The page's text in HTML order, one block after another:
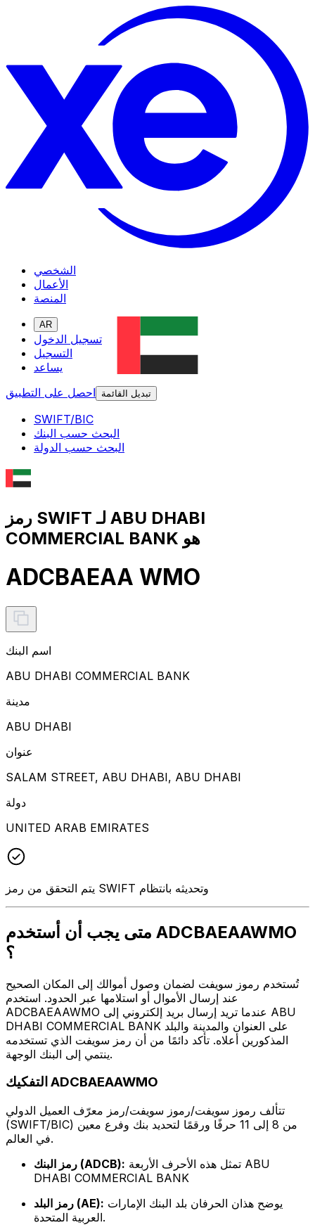
الشخصي
الأعمال
المنصة
AR
تسجيل الدخول
التسجيل
يساعد
احصل على التطبيق
تبديل القائمة
SWIFT/BIC
البحث حسب البنك
البحث حسب الدولة
رمز SWIFT لـ ABU DHABI
COMMERCIAL BANK هو
ADCBAEAA WMO
اسم البنك
ABU DHABI COMMERCIAL BANK
مدينة
ABU DHABI
عنوان
SALAM STREET, ABU DHABI, ABU DHABI
دولة
UNITED ARAB EMIRATES
يتم التحقق من رمز SWIFT وتحديثه بانتظام
متى يجب أن أستخدم ADCBAEAAWMO
؟
تُستخدم رموز سويفت لضمان وصول أموالك إلى المكان الصحيح
عند إرسال الأموال أو استلامها عبر الحدود. استخدم
ADCBAEAAWMO عندما تريد إرسال بريد إلكتروني إلى ABU
DHABI COMMERCIAL BANK على العنوان والمدينة والبلد
المذكورين أعلاه. تأكد دائمًا من أن رمز سويفت الذي تستخدمه
ينتمي إلى البنك الوجهة.
التفكيك ADCBAEAAWMO
تتألف رموز سويفت/رموز سويفت/رمز معرّف العميل الدولي
(SWIFT/BIC) من 8 إلى 11 حرفًا ورقمًا لتحديد بنك وفرع معين
في العالم.
رمز البنك (ADCB):
DHABI COMMERCIAL BANK
رمز البلد (AE):
العربية المتحدة.